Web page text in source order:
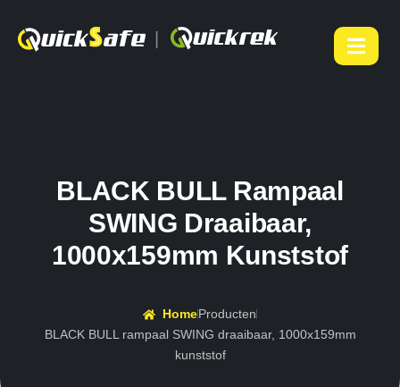
BLACK BULL Rampaal
SWING Draaibaar,
1000x159mm Kunststof
HomeProducten
BLACK BULL rampaal SWING draaibaar, 1000x159mm
kunststof